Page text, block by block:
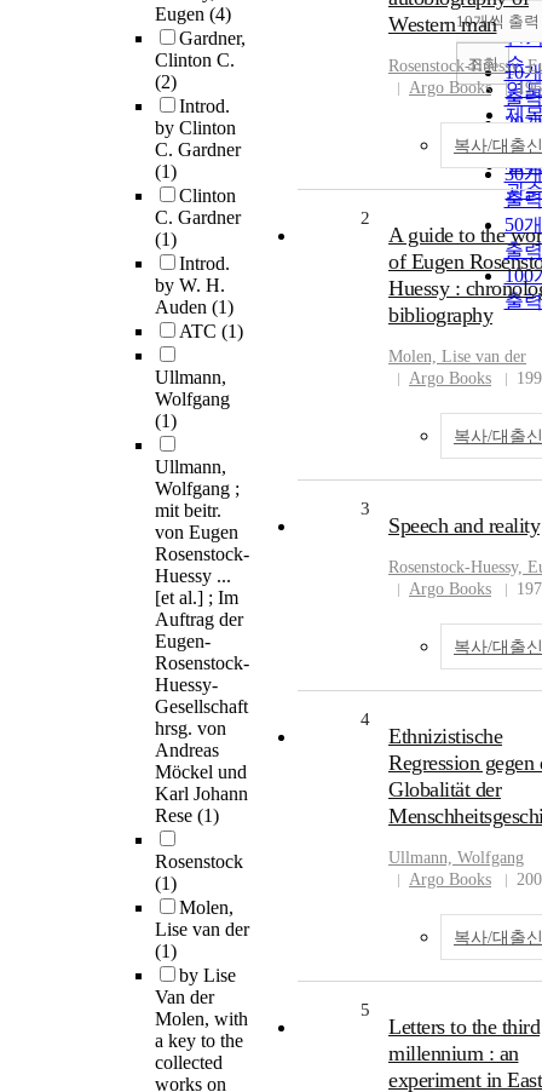
Eugen (4)
Gardner,
Clinton C.
(2)
Introd.
by Clinton
C. Gardner
(1)
Clinton
C. Gardner
(1)
Introd.
by W. H.
Auden (1)
ATC (1)
Ullmann,
Wolfgang
(1)
Ullmann,
Wolfgang ;
mit beitr.
von Eugen
Rosenstock-
Huessy ...
[et al.] ; Im
Auftrag der
Eugen-
Rosenstock-
Huessy-
Gesellschaft
hrsg. von
Andreas
Möckel und
Karl Johann
Rese (1)
Rosenstock
(1)
Molen,
Lise van der
(1)
by Lise
Van der
Molen, with
a key to the
collected
works on
순
인
순
연
제
저
발
관
내
10개씩 출력
10
출력
20
출력
30
출력
50
출력
100
출력
조회
Western man
Rosenstock-Huessy,
Argo Books
복사/대출
2
A guide to the
of Eugen
Huessy :
bibliography
Molen, Lise van der
Argo Books
복사/대출
3
Speech and reality
Rosenstock-Huessy,
Argo Books
복사/대출
4
Ethnizistische
Regression gegen
Globalität der
Ullmann, Wolfgang
Argo Books
복사/대출
5
Letters to the third
millennium : an
experiment in